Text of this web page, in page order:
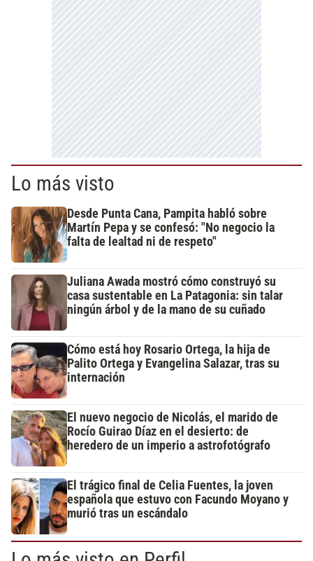
Lo más visto
Desde Punta Cana, Pampita habló sobre
Martín Pepa y se confesó: "No negocio la
falta de lealtad ni de respeto"
Juliana Awada mostró cómo construyó su
casa sustentable en La Patagonia: sin talar
ningún árbol y de la mano de su cuñado
Cómo está hoy Rosario Ortega, la hija de
Palito Ortega y Evangelina Salazar, tras su
internación
El nuevo negocio de Nicolás, el marido de
Rocío Guirao Díaz en el desierto: de
heredero de un imperio a astrofotógrafo
El trágico final de Celia Fuentes, la joven
española que estuvo con Facundo Moyano y
murió tras un escándalo